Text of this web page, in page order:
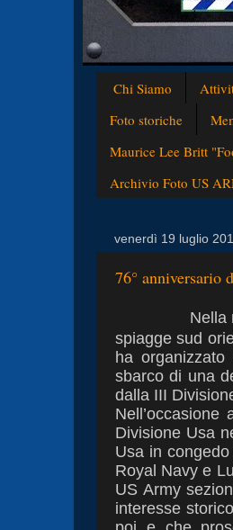
Chi Siamo
Foto storiche
Maurice Lee Britt
Archivio Foto US
venerdì 19 luglio
76° anniversario
Nella
spiagge sud
ha
sbarco di una
dalla III
Divisione Usa
Usa in congedo
Royal Navy e
US Army
interesse